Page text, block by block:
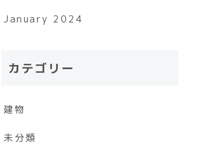
January 2024
カテゴリー
建物
未分類